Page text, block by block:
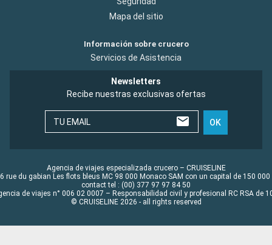
Mapa del sitio
Información sobre crucero
Servicios de Asistencia
Newsletters
Recibe nuestras exclusivas ofertas
TU EMAIL OK
Agencia de viajes especializada crucero – CRUISELINE
rue du gabian Les flots bleus MC 98 000 Monaco SAM con un capital de 150 000
contact tel : (00) 377 97 97 84 50
de viajes n° 006 02 0007 – Responsabilidad civil y profesional RC RSA de
© CRUISELINE 2026 - all rights reserved